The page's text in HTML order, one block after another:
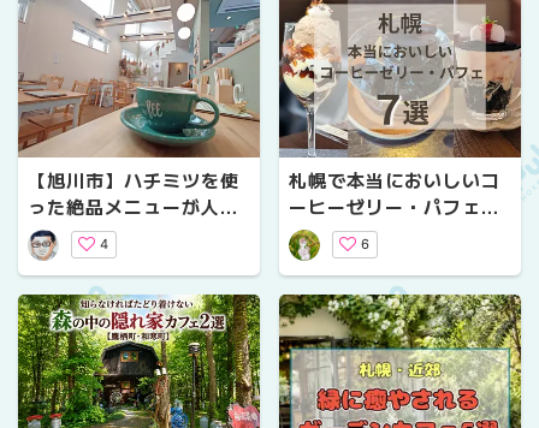
【旭川市】ハチミツを使
った絶品メニューが人気
「cafe BEE」朝8時から
楽しめるモーニング＆ラ
ンチカフェ
4
札幌で本当においしいコ
ーヒーゼリー・パフェ7
選｜コーヒー好きライタ
ーが厳選
6